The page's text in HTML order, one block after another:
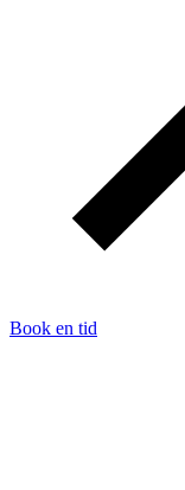
Book en tid